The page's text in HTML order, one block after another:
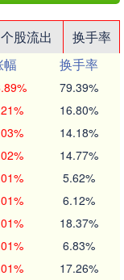
个股流出
换手率
幅
换手率
79.39%
16.80%
14.18%
14.77%
5.62%
6.12%
18.37%
6.83%
17.26%